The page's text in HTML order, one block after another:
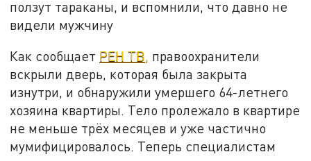
ползут тараканы, и вспомнили, что давно не
видели мужчину
Как сообщает РЕН ТВ, правоохранители
вскрыли дверь, которая была закрыта
изнутри, и обнаружили умершего 64-летнего
хозяина квартиры. Тело пролежало в квартире
не меньше трёх месяцев и уже частично
мумифицировалось. Теперь специалистам